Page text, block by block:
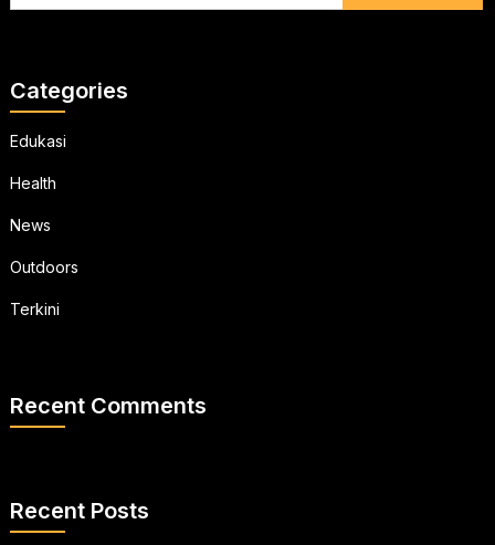
Categories
Edukasi
Health
News
Outdoors
Terkini
Recent Comments
Recent Posts